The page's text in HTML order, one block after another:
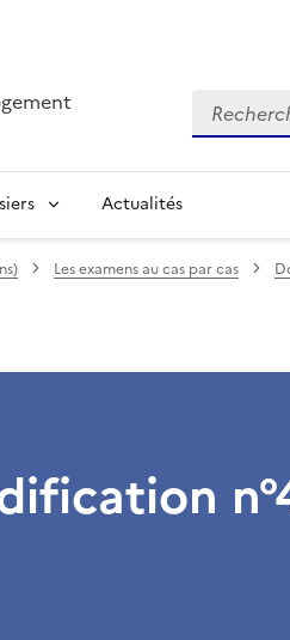
Recherche
Actualités
Les examens au cas par cas